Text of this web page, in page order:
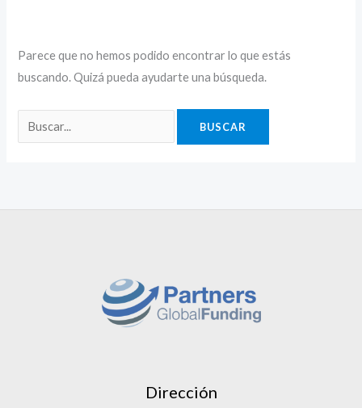
Parece que no hemos podido encontrar lo que estás
buscando. Quizá pueda ayudarte una búsqueda.
Dirección